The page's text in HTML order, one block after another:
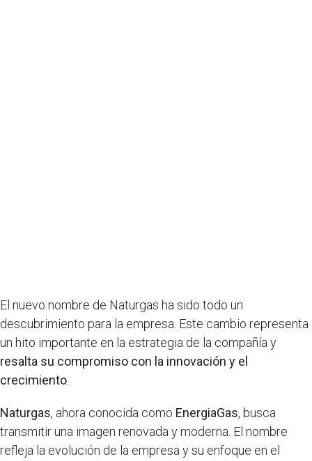
El nuevo nombre de Naturgas ha sido todo un
descubrimiento para la empresa. Este cambio representa
un hito importante en la estrategia de la compañía y
resalta su compromiso con la innovación y el
crecimiento
Naturgas, ahora conocida como EnergiaGas, busca
transmitir una imagen renovada y moderna. El nombre
refleja la evolución de la empresa y su enfoque en el